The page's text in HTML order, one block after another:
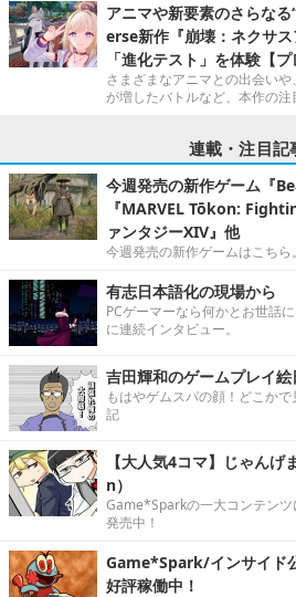
アニマや新要素のさらな
erse新作『崩壊：ネクサ
「進化テスト」を体験【プ
さまざまなアニマとの出会い
が増したバトルなど、本作の注
連載・注目記
今週発売の新作ゲーム『
『MARVEL Tōkon:
ァンタジーXIV』他
今週発売の新作ゲームはこちら。
有志日本語化の現場から
PCゲーマーなら何かとお世話
に連続インタビュー。
吉田輝和のゲームプレイ絵
もはやゲムスパの顔！どこか
記
【大人気4コマ】じゃん
n）
Game*Sparkの一大コンテン
発売中！
Game*Spark/インサイド
好評稼働中！